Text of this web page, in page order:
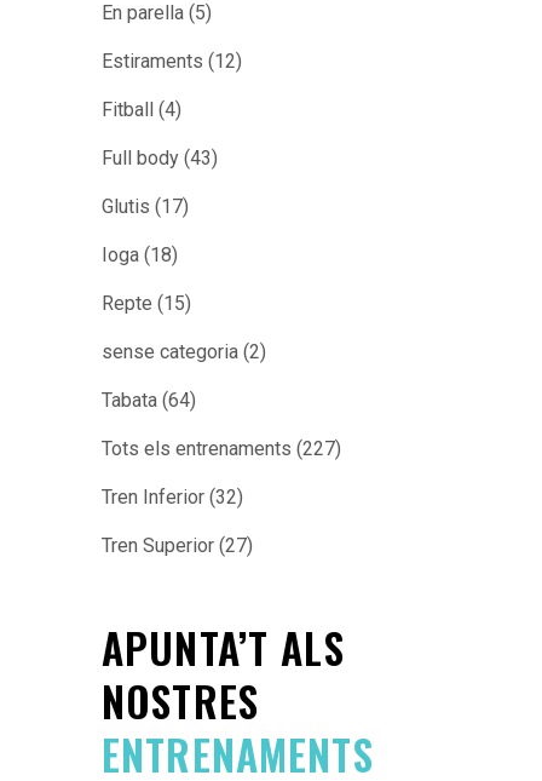
En parella (5)
Estiraments (12)
Fitball (4)
Full body (43)
Glutis (17)
Ioga (18)
Repte (15)
sense categoria (2)
Tabata (64)
Tots els entrenaments (227)
Tren Inferior (32)
Tren Superior (27)
APUNTA’T ALS
NOSTRES
ENTRENAMENTS